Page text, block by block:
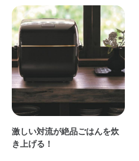
激しい対流が絶品ごはんを炊
き上げる！